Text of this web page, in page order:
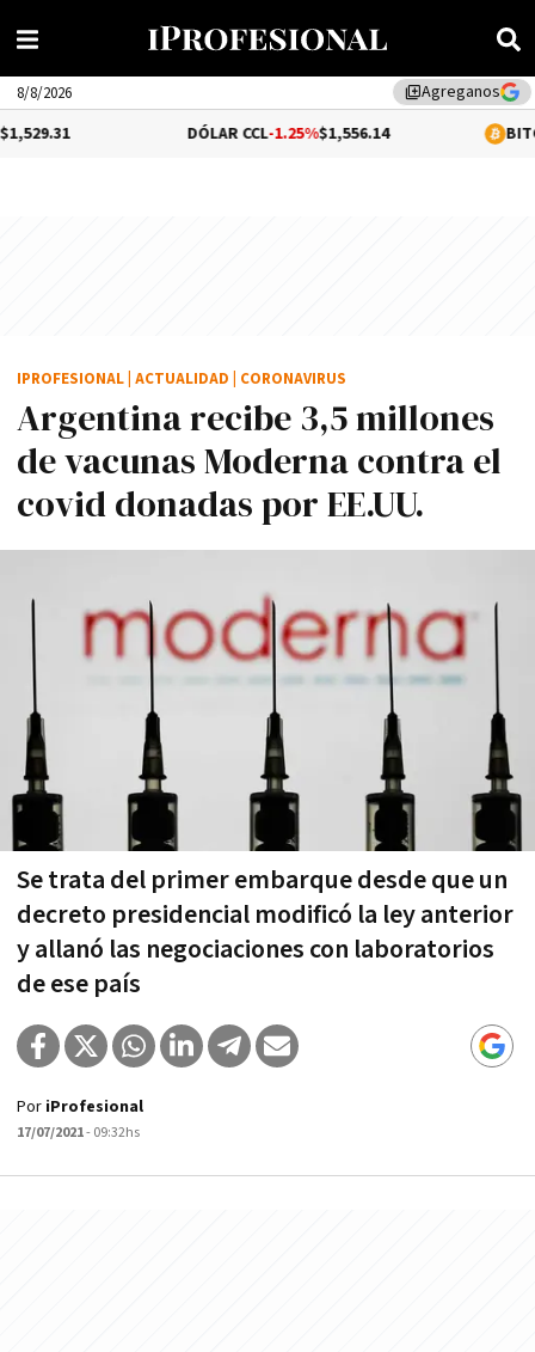
library_addAgreganos
8/8/2026
-1.25%$1,556.14
Argentina recibe 3,5 millones
de vacunas Moderna contra el
covid donadas por EE.UU.
Se trata del primer embarque desde que un
decreto presidencial modificó la ley anterior
y allanó las negociaciones con laboratorios
de ese país
IPROFESIONAL ACTUALIDAD CORONAVIRUS
Por iProfesional
17/07/2021- 09:32hs